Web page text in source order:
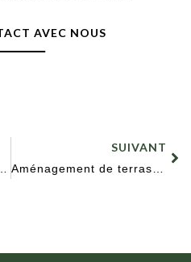
AVEC NOUS
SUIVANT